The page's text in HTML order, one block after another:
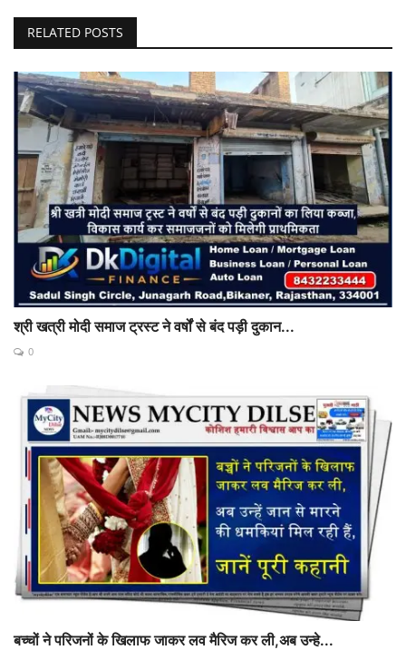
RELATED POSTS
श्री खत्री मोदी समाज ट्रस्ट ने वर्षों से बंद पड़ी दुकान...
0
बच्चों ने परिजनों के खिलाफ जाकर लव मैरिज कर ली,अब उन्हे...